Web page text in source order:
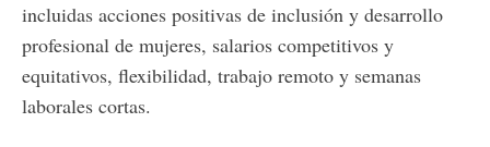
incluidas acciones positivas de inclusión y desarrollo
profesional de mujeres, salarios competitivos y
equitativos, flexibilidad, trabajo remoto y semanas
laborales cortas.